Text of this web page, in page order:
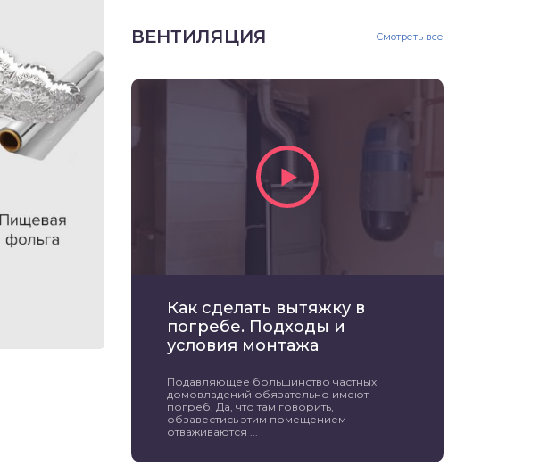
ВЕНТИЛЯЦИЯ Смотреть все
Как сделать вытяжку в
погребе. Подходы и
условия монтажа
Подавляющее большинство частных
домовладений обязательно имеют
погреб. Да, что там говорить,
обзавестись этим помещением
отваживаются ...